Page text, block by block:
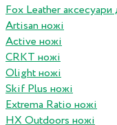
Fox Leather аксесуари
Artisan ножі
Active ножі
CRKT ножі
Olight ножі
Skif Plus ножі
Extrema Ratio ножі
HX Outdoors ножі